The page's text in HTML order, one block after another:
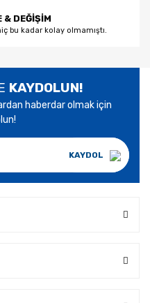
& DEĞİŞİM
bu kadar kolay olmamıştı.
KAYDOLUN!
haberdar olmak için
KAYDOL